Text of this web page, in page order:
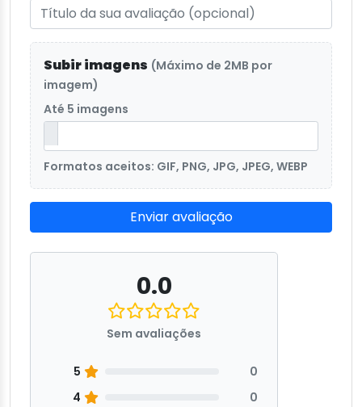
Subir imagens (Máximo de 2MB por
imagem)
Até 5 imagens
Formatos aceitos: GIF, PNG, JPG, JPEG, WEBP
Enviar avaliação
0.0
Sem avaliações
5
0
4
0